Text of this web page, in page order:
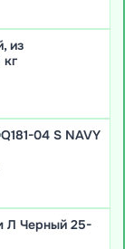
из
04 S NAVY
Л Черный 25-